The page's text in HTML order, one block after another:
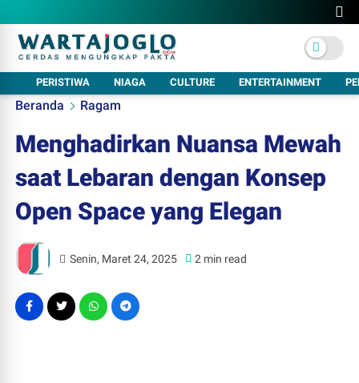
PERISTIWA NIAGA CULTURE ENTERTAINMENT
Beranda Ragam
Menghadirkan Nuansa Mewah
saat Lebaran dengan Konsep
Open Space yang Elegan
Senin, Maret 24, 2025 2 min read